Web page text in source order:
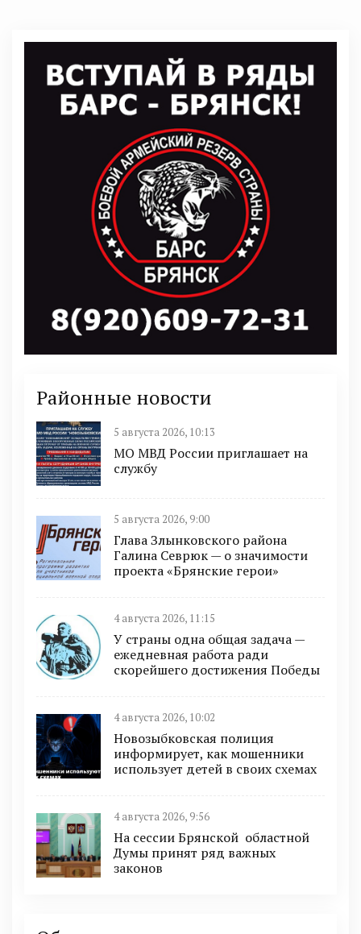
Районные новости
5 августа 2026, 10:13
МО МВД России приглашает на
службу
5 августа 2026, 9:00
Глава Злынковского района
Галина Севрюк — о значимости
проекта «Брянские герои»
4 августа 2026, 11:15
У страны одна общая задача —
ежедневная работа ради
скорейшего достижения Победы
4 августа 2026, 10:02
Новозыбковская полиция
информирует, как мошенники
использует детей в своих схемах
4 августа 2026, 9:56
На сессии Брянской областной
Думы принят ряд важных
законов